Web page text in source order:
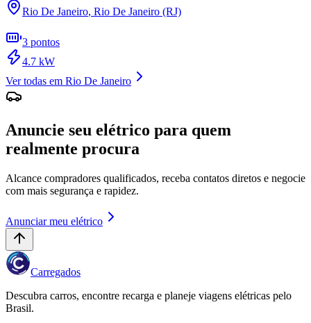
Rio De Janeiro, Rio De Janeiro (RJ)
3 pontos
4.7 kW
Ver todas em Rio De Janeiro
Anuncie seu elétrico para quem
realmente procura
Alcance compradores qualificados, receba contatos diretos e negocie
com mais segurança e rapidez.
Anunciar meu elétrico
Carregados
Descubra carros, encontre recarga e planeje viagens elétricas pelo
Brasil.